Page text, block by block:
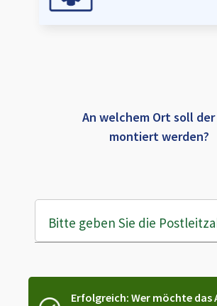
An welchem Ort soll
montiert werden?
Bitte geben Sie die
Erfolgreich: Wer möchte das